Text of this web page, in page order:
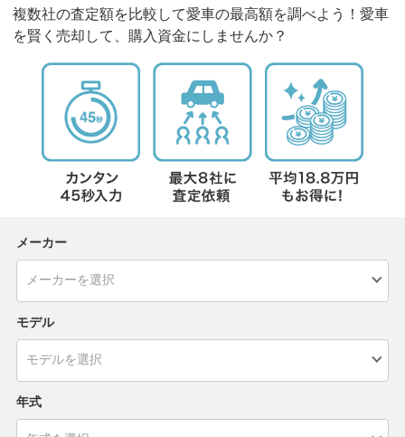
複数社の査定額を比較して愛車の最高額を調べよう！愛車
を賢く売却して、購入資金にしませんか？
メーカー
モデル
年式